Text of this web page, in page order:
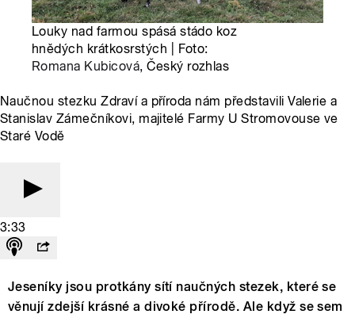
Louky nad farmou spásá stádo koz
hnědých krátkosrstých | Foto:
Romana Kubicová, Český rozhlas
Naučnou stezku Zdraví a příroda nám představili Valerie a
Stanislav Zámečníkovi, majitelé Farmy U Stromovouse ve
Staré Vodě
3:33
Jeseníky jsou protkány sítí naučných stezek, které se
věnují zdejší krásné a divoké přírodě. Ale když se sem